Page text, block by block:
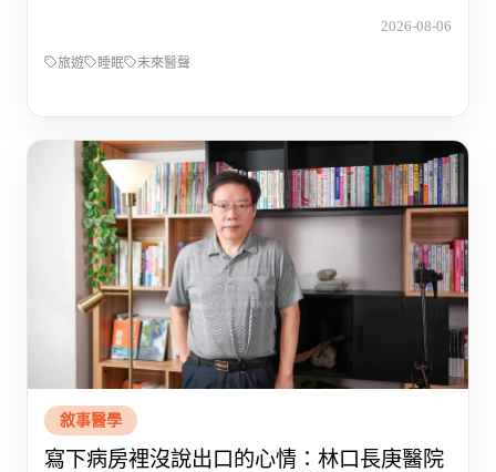
2026-08-06
旅遊 睡眠 未來醫聲
敘事醫學
寫下病房裡沒說出口的心情：林口長庚醫院